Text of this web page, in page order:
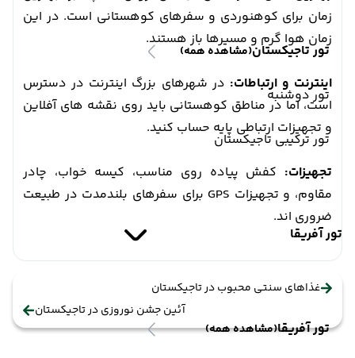
تور تاجیکستان(مشاهده همه)
تور دوشنبه
تور ترکیبی تاجیکستان
تور آفریقا
تور آفریقا(مشاهده همه)
زمان برای کوهنوردی و سفرهای کوهستانی است. در این
زمان هوا گرم و مسیرها باز هستند.
اینترنت و ارتباطات: در شهرهای بزرگ اینترنت در دسترس
است، اما در مناطق کوهستانی باید روی نقشه های آفلاین
و تجهیزات ارتباطی پایه حساب کنید.
تجهیزات: کفش پیاده روی مناسب، کیسه خواب، چادر
مقاوم، و تجهیزات GPS برای سفرهای بلندمدت در طبیعت
ضروری اند.
غذاهای سنتی محبوب در تاجیکستان
آئین جشن نوروزی در تاجیکستان